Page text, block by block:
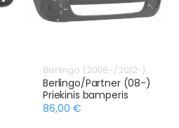
Berlingo (2008-/2012-)
Berlingo/Partner (08-)
Priekinis bamperis
86,00 €